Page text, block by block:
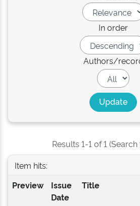
In order
Authors/
Results 1-1 of 1
Item hits:
Preview
Issue
Date
Title